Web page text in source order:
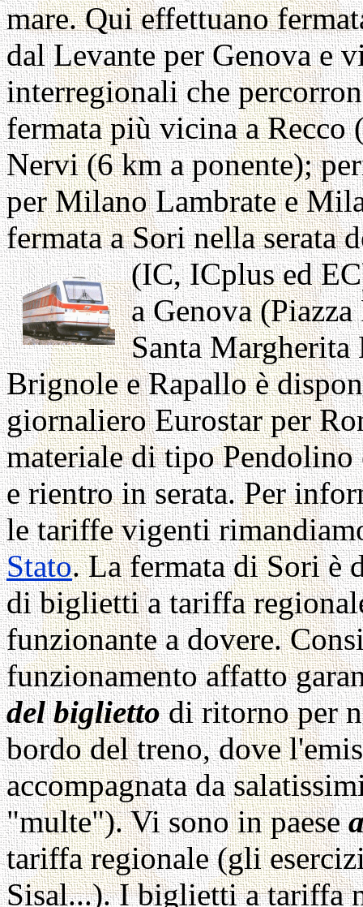
mare. Qui effettuano
dal Levante per Genova e
interregionali che
fermata più vicina a Recco
Nervi (6 km a ponente);
per Milano Lambrate e
fermata a Sori nella
(IC, ICplus ed
a Genova
Santa
Brignole e Rapallo è
giornaliero Eurostar per
materiale di tipo
e rientro in serata. Per
le tariffe vigenti
Stato. La fermata di Sori è
di biglietti a tariffa
funzionante a dovere.
funzionamento affatto
del bigliettodi ritorno per
bordo del treno, dove
accompagnata da
"multe"). Vi sono in paese
tariffa regionale (gli
Sisal...). I biglietti a tariffa